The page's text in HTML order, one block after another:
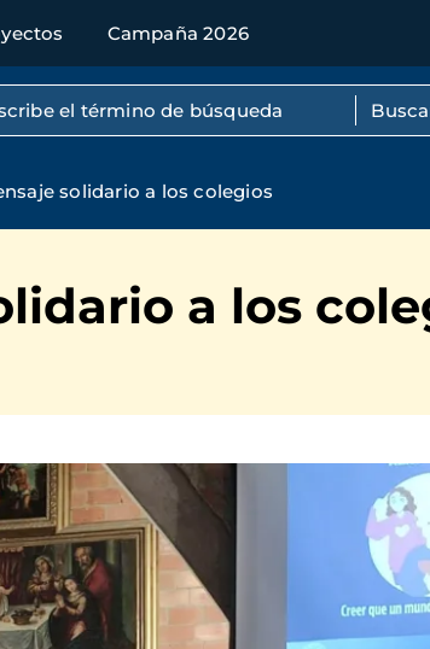
Campaña 2026
por texto completo
solidario a los colegios
a los